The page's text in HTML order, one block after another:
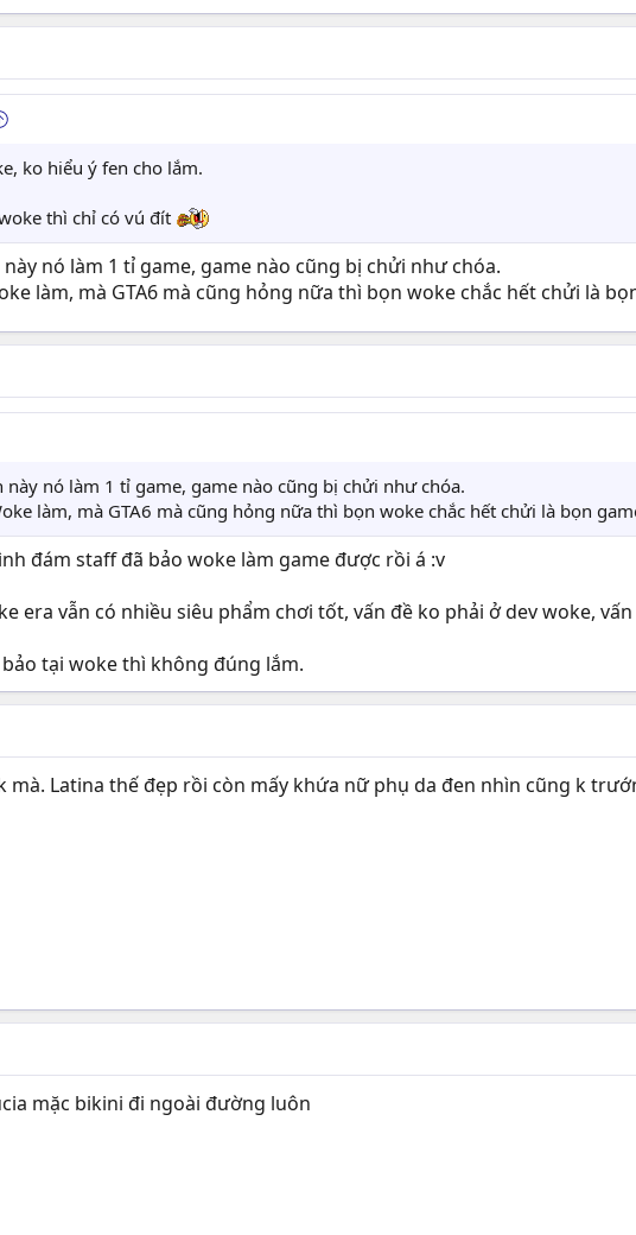
ko hiểu ý fen cho lắm.
thì chỉ có vú đít
nó làm 1 tỉ game, game nào cũng bị chửi như chóa.
làm, mà GTA6 mà cũng hỏng nữa thì bọn woke chắc hết chửi là
này nó làm 1 tỉ game, game nào cũng bị chửi như chóa.
làm, mà GTA6 mà cũng hỏng nữa thì bọn woke chắc hết chửi là bọn
đám staff đã bảo woke làm game được rồi á :v
era vẫn có nhiều siêu phẩm chơi tốt, vấn đề ko phải ở dev woke,
bảo tại woke thì không đúng lắm.
mà. Latina thế đẹp rồi còn mấy khứa nữ phụ da đen nhìn cũng k
mặc bikini đi ngoài đường luôn